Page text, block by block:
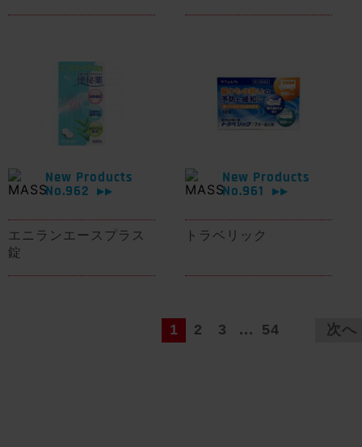
New Products
No.962
▶▶
エニランエースプラス
錠
New Products
No.961
▶▶
トラベリック
1 2 3 ... 54 次